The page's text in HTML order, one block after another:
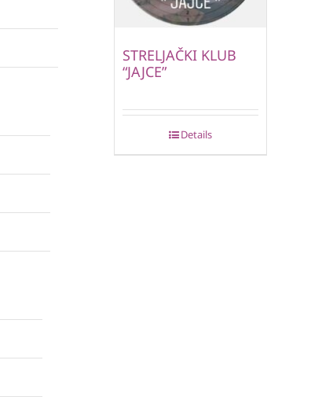
STRELJAČKI KLUB
“JAJCE”
Details